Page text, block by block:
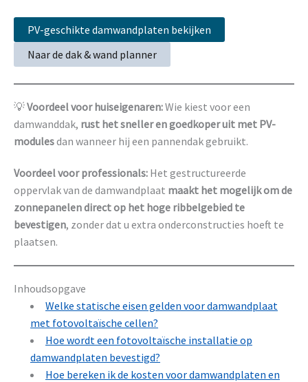
PV-geschikte damwandplaten bekijken
Naar de dak & wand planner
💡Voordeel voor huiseigenaren:Wie kiest voor een
damwanddak, rust het sneller en goedkoper uit met PV-
modulesdan wanneer hij een pannendak gebruikt.
Voordeel voor professionals: Het gestructureerde
oppervlak van de damwandplaat maakt het mogelijk om de
zonnepanelen direct op het hoge ribbelgebied te
bevestigen, zonder dat u extra onderconstructies hoeft te
plaatsen.
Inhoudsopgave
Welke statische eisen gelden voor damwandplaat
met fotovoltaïsche cellen?
Hoe wordt een fotovoltaïsche installatie op
damwandplaten bevestigd?
Hoe bereken ik de kosten voor damwandplaten en